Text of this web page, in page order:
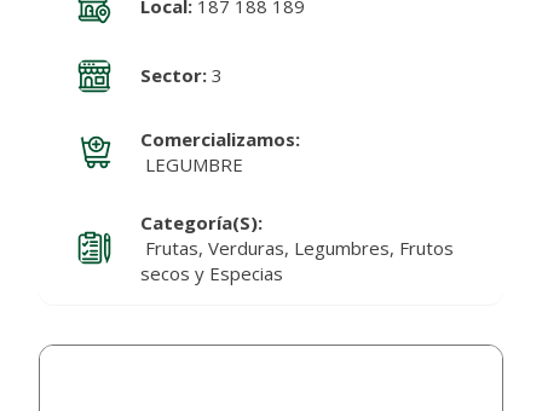
Local:187 188 189
Sector:3
Comercializamos:
LEGUMBRE
Categoría(s):
Frutas, Verduras, Legumbres, Frutos
secos y Especias